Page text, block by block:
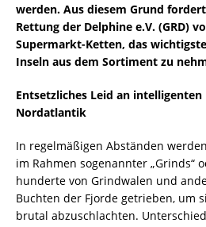
werden. Aus diesem Grund
Rettung der Delphine e.V. (GRD)
Supermarkt-Ketten, das
Inseln aus dem Sortiment zu
Entsetzliches Leid an intelligenten
Nordatlantik
In regelmäßigen Abständen
im Rahmen sogenannter „Grinds“
hunderte von Grindwalen und
Buchten der Fjorde getrieben, um
brutal abzuschlachten.